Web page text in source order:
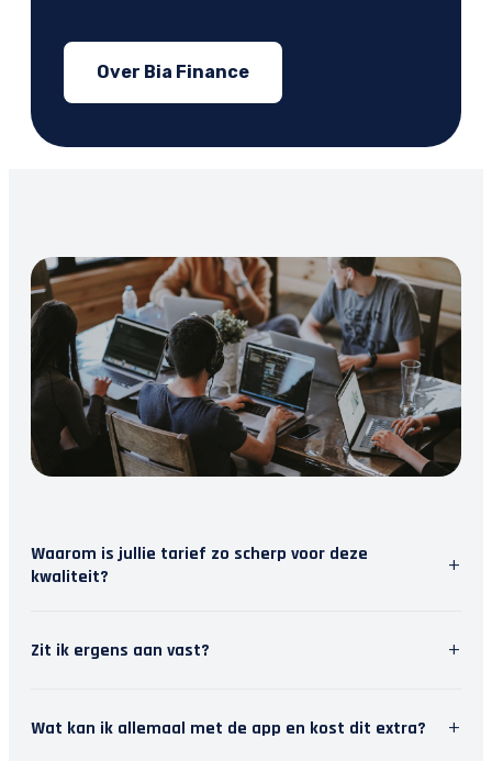
Over Bia Finance
Waarom is jullie tarief zo scherp voor deze
kwaliteit?
+
werk te automatiseren, besparen we tijd. Die tijd
Zit ik ergens aan vast? +
abonnement maandelijks opzeggen. Het stopt dan
Wat kan ik allemaal met de app en kost dit extra? +